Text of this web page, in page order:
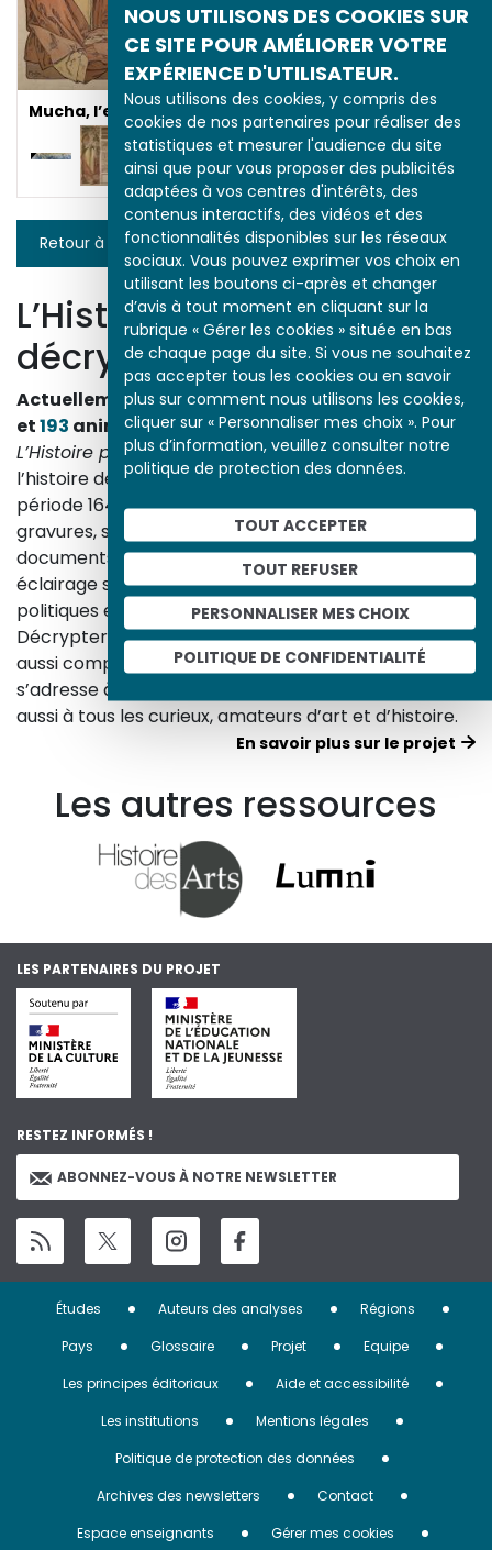
NOUS UTILISONS DES COOKIES SUR
CE SITE POUR AMÉLIORER VOTRE
EXPÉRIENCE D'UTILISATEUR.
Nous utilisons des cookies, y compris des
cookies de nos partenaires pour réaliser des
statistiques et mesurer l'audience du site
ainsi que pour vous proposer des publicités
adaptées à vos centres d'intérêts, des
contenus interactifs, des vidéos et des
fonctionnalités disponibles sur les réseaux
sociaux. Vous pouvez exprimer vos choix en
utilisant les boutons ci-après et changer
d’avis à tout moment en cliquant sur la
rubrique « Gérer les cookies » située en bas
de chaque page du site. Si vous ne souhaitez
pas accepter tous les cookies ou en savoir
plus sur comment nous utilisons les cookies,
cliquer sur « Personnaliser mes choix ». Pour
plus d’information, veuillez consulter notre
politique de protection des données.
TOUT ACCEPTER
TOUT REFUSER
PERSONNALISER MES CHOIX
POLITIQUE DE CONFIDENTIALITÉ
Mucha, l’esprit 1900
Retour à la liste
L’Histoire par l’image
décrypte l’histoire
Actuellement en ligne3153 œuvres,1748études
et193 animations.
L’Histoire par l’imageexplore les événements de
l’histoire de France et les évolutions majeures de la
période 1643-1945. À travers des peintures, dessins,
gravures, sculptures, photographies, affiches,
documents d’archives, nos études proposent un
éclairage sur les réalités sociales, économiques,
politiques et culturelles d’une époque.
Décrypter les images et les événements d’hier, c’est
aussi comprendre ceux d’aujourd’hui. Un site qui
s’adresse à tous, famille, enseignants, élèves… mais
aussi à tous les curieux, amateurs d’art et d’histoire.
En savoir plus sur le projet
Les autres ressources
LES PARTENAIRES DU PROJET
RESTEZ INFORMÉS !
ABONNEZ-VOUS À NOTRE NEWSLETTER
Menu
Pied
page
Études Auteurs des analyses
Régions
Pays
Glossaire Projet
Equipe
Les principes éditoriaux
Aide et accessibilité
Les institutions
Mentions légales
Politique de protection des données
Archives des newsletters
Contact
Espace enseignants
Gérer mes cookies